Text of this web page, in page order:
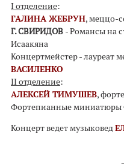
I отделение:
ГАЛИНА ЖЕБРУН, меццо-
Г. СВИРИДОВ - Романсы на
Исаакяна
Концертмейстер - лауреат
ВАСИЛЕНКО
II отделение:
АЛЕКСЕЙ ТИМУШЕВ,
Фортепианные миниатюры
Концерт ведет музыковед